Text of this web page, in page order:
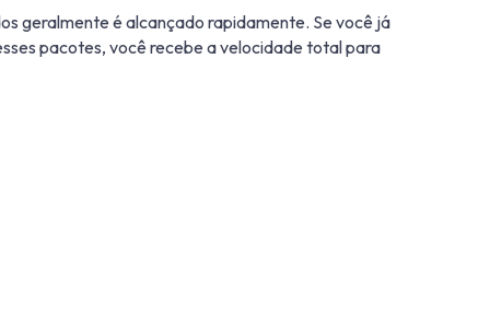
geralmente é alcançado rapidamente. Se você já
pacotes, você recebe a velocidade total para